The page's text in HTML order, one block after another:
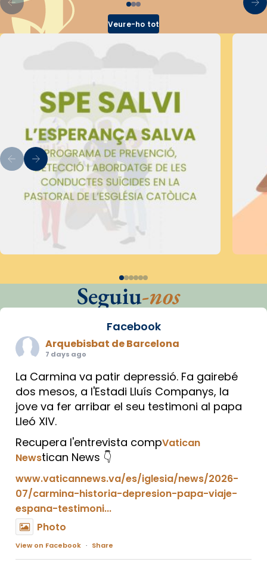
Veure-ho tot
Seguiu-nos
Facebook
Arquebisbat de Barcelona
7 days ago
La Carmina va patir depressió. Fa gairebé
dos mesos, a l'Estadi Lluís Companys, la
jove va fer arribar el seu testimoni al papa
Lleó XIV.
Recupera l'entrevista compVatican
Newstican News 👇
www.vaticannews.va/es/iglesia/news/2026-
07/carmina-historia-depresion-papa-viaje-
espana-testimoni...
Photo
View on Facebook · Share